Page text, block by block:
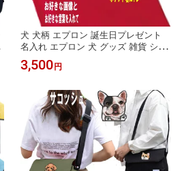
犬 犬柄 エプロン 誕生日プレゼント
名入れ エプロン 犬 グッズ 雑貨 シー
ズー トイプードル チワワ 柴犬 シュ
ナウザー ダックスフンド ポメラニア
パピヨン ボストンテリア フレンチブ
ルドッグ パグ 柴犬 父の日
3,500円